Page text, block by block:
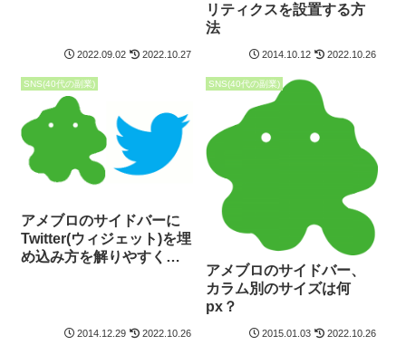
2022.09.02 2022.10.27
リティクスを設置する方
法
2014.10.12 2022.10.26
SNS(40代の副業)
アメブロのサイドバーに
Twitter(ウィジェット)を埋
め込み方を解りやすく解
2014.12.29 2022.10.26
SNS(40代の副業)
アメブロのサイドバー、
カラム別のサイズは何
px？
2015.01.03 2022.10.26